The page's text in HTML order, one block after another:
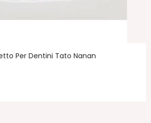
Per Dentini Tato Nanan